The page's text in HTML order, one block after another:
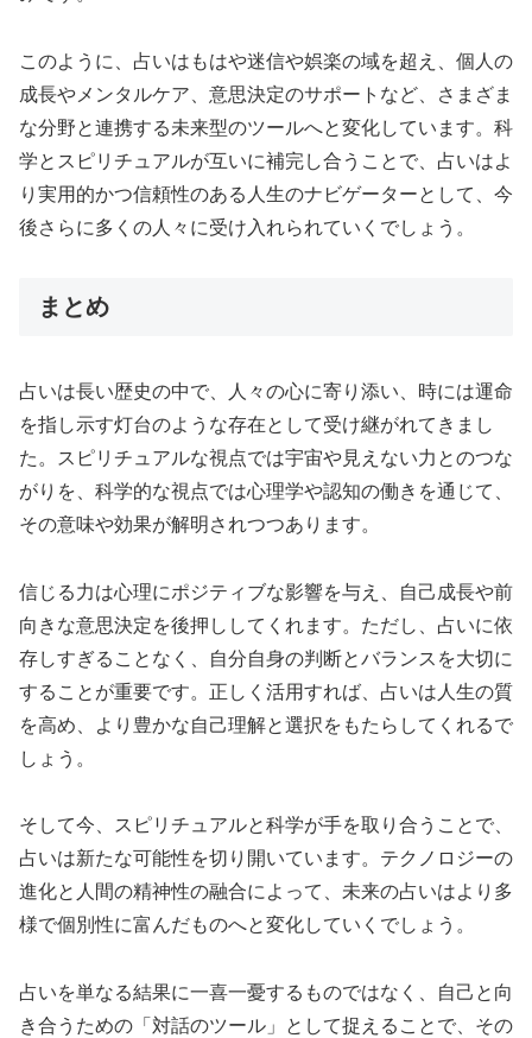
このように、占いはもはや迷信や娯楽の域を超え、個人の
成長やメンタルケア、意思決定のサポートなど、さまざま
な分野と連携する未来型のツールへと変化しています。科
学とスピリチュアルが互いに補完し合うことで、占いはよ
り実用的かつ信頼性のある人生のナビゲーターとして、今
後さらに多くの人々に受け入れられていくでしょう。
まとめ
占いは長い歴史の中で、人々の心に寄り添い、時には運命
を指し示す灯台のような存在として受け継がれてきまし
た。スピリチュアルな視点では宇宙や見えない力とのつな
がりを、科学的な視点では心理学や認知の働きを通じて、
その意味や効果が解明されつつあります。
信じる力は心理にポジティブな影響を与え、自己成長や前
向きな意思決定を後押ししてくれます。ただし、占いに依
存しすぎることなく、自分自身の判断とバランスを大切に
することが重要です。正しく活用すれば、占いは人生の質
を高め、より豊かな自己理解と選択をもたらしてくれるで
しょう。
そして今、スピリチュアルと科学が手を取り合うことで、
占いは新たな可能性を切り開いています。テクノロジーの
進化と人間の精神性の融合によって、未来の占いはより多
様で個別性に富んだものへと変化していくでしょう。
占いを単なる結果に一喜一憂するものではなく、自己と向
き合うための「対話のツール」として捉えることで、その